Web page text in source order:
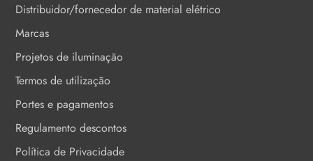
Distribuidor/fornecedor de material elétrico
Marcas
Projetos de iluminação
Termos de utilização
Portes e pagamentos
Regulamento descontos
Política de Privacidade